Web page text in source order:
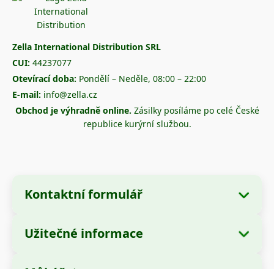
Zella International Distribution SRL
CUI: 44237077
Otevírací doba: Pondělí – Neděle, 08:00 – 22:00
E-mail: info@zella.cz
Obchod je výhradně online. Zásilky posíláme po celé České
republice kurýrní službou.
Kontaktní formulář
Užitečné informace